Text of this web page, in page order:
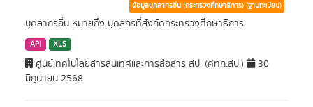
ข้อมูลบุคลากรอื่น (กระทรวงศึกษาธิการ) (ฐานทะเบียน)
บุคลากรอื่น หมายถึง บุคลกรที่สังกัดกระทรวงศึกษาธิการ
API XLS
ศูนย์เทคโนโลยีสารสนเทศและการสื่อสาร สป. (ศทก.สป.)
30
มิถุนายน 2568